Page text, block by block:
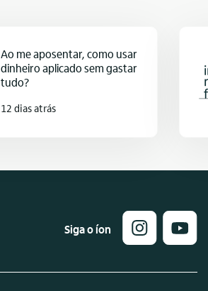
Ao me aposentar, como usar
dinheiro aplicado sem gastar
tudo?
12 dias atrás
Siga o íon